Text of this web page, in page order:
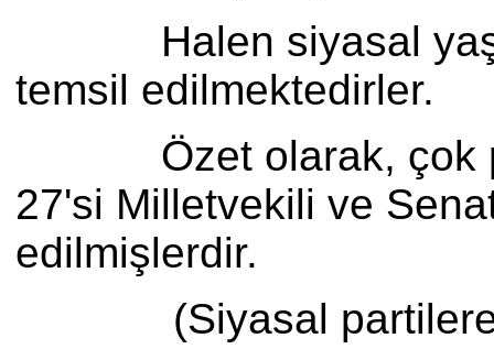
Halen siyasal
temsil edilmektedirler.
Özet olarak, çok
27'si Milletvekili ve
edilmişlerdir.
(Siyasal partilere